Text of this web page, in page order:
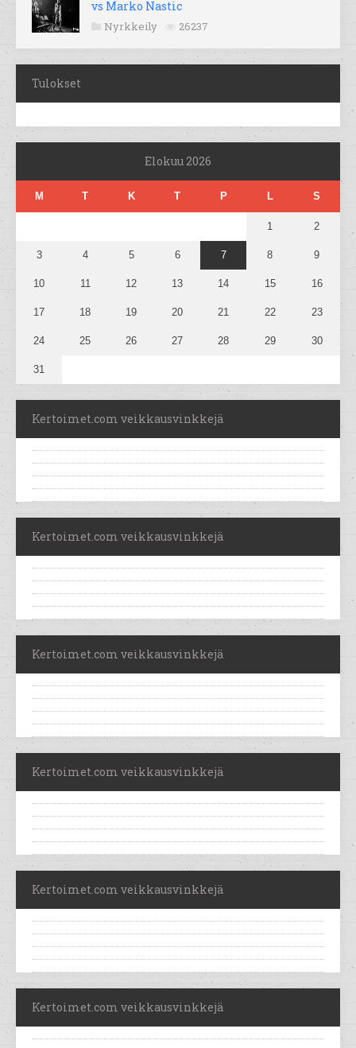
vs Marko Nastic
Nyrkkeily 26237
Tulokset
Elokuu 2026
M T K T P L S
1 2
3 4 5 6 7 8 9
10 11 12 13 14 15 16
17 18 19 20 21 22 23
24 25 26 27 28 29 30
31
Kertoimet.com veikkausvinkkejä
Kertoimet.com veikkausvinkkejä
Kertoimet.com veikkausvinkkejä
Kertoimet.com veikkausvinkkejä
Kertoimet.com veikkausvinkkejä
Kertoimet.com veikkausvinkkejä